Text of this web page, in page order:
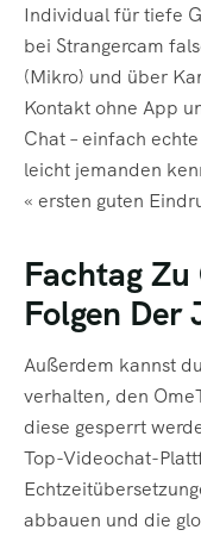
Individual für tiefe
bei Strangercam
(Mikro) und über
Kontakt ohne App
Chat – einfach
leicht jemanden
« ersten guten
Fachtag
Folgen Der
Außerdem kannst
verhalten, den
diese gesperrt
Top-Videochat-
abbauen und die